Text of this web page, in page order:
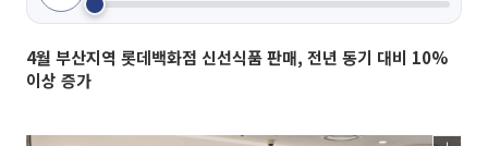
4월 부산지역 롯데백화점 신선식품 판매, 전년 동기 대비 10%
이상 증가